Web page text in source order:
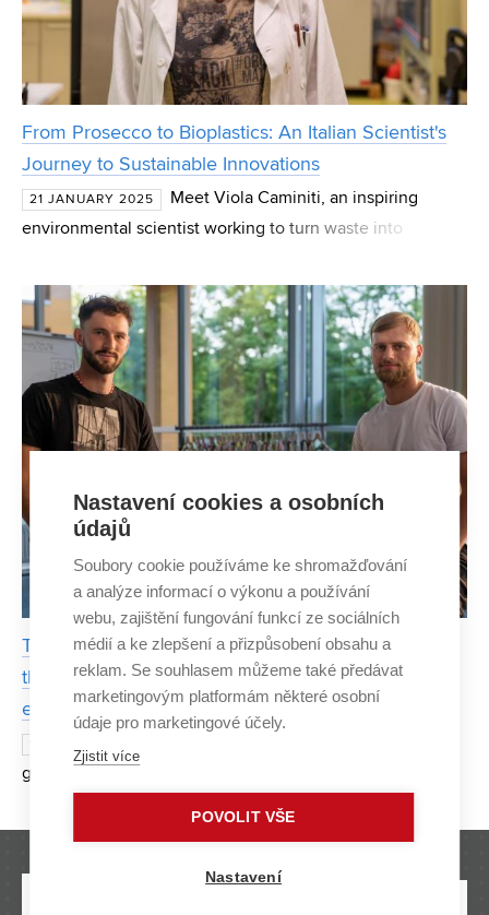
From Prosecco to Bioplastics: An Italian Scientist's
Journey to Sustainable Innovations
21 JANUARY 2025
Meet Viola Caminiti, an inspiring
environmental scientist working to turn waste into
Environmental Sciences at Ca' Foscari University in Veni
The reversible clothing from Flipky can be worn in
the city or in the mountains. It saves the
environment and your wallet
graduates of the Entrepreneurship and Small Business
Development programme at the FBM (Faculty of Business
and Management) BUT (Brno University of Technology),
Nastavení cookies a osobních
údajů
Soubory cookie používáme ke shromažďování
a analýze informací o výkonu a používání
webu, zajištění fungování funkcí ze sociálních
médií a ke zlepšení a přizpůsobení obsahu a
reklam. Se souhlasem můžeme také předávat
marketingovým platformám některé osobní
údaje pro marketingové účely.
Zjistit více
POVOLIT VŠE
Nastavení